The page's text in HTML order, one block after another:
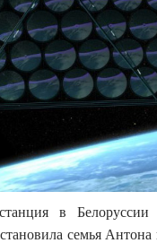
в
семья